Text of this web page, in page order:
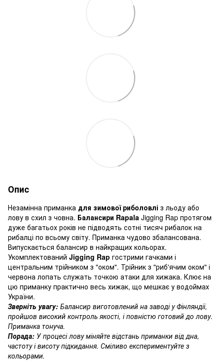
Опис
Незамінна приманка для зимової риболовлі з льоду або
лову в схил з човна. Балансири Rapala Jigging Rap протягом
дуже багатьох років не підводять сотні тисяч рибалок на
рибалці по всьому світу. Приманка чудово збалансована.
Випускається балансир в найкращих кольорах.
Укомплектований Jigging Rap гострими гачками і
центральним трійником з "оком". Трійник з "риб'ячим оком" і
червона лопать служать точкою атаки для хижака. Клює на
цю приманку практично весь хижак, що мешкає у водоймах
України.
Зверніть увагу: Балансир виготовлений на заводі у Фінляндії,
пройшов високий контроль якості, і повністю готовий до лову.
Приманка тонуча.
Порада: У процесі лову міняйте відстань приманки від дна,
частоту і висоту підкидання. Сміливо експериментуйте з
кольорами.